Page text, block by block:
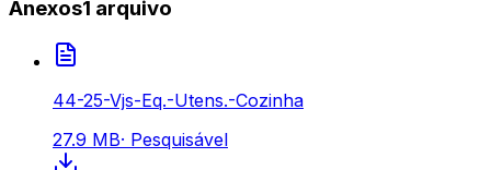
Anexos1 arquivo
44-25-Vjs-Eq.-Utens.-Cozinha
27.9 MB· Pesquisável